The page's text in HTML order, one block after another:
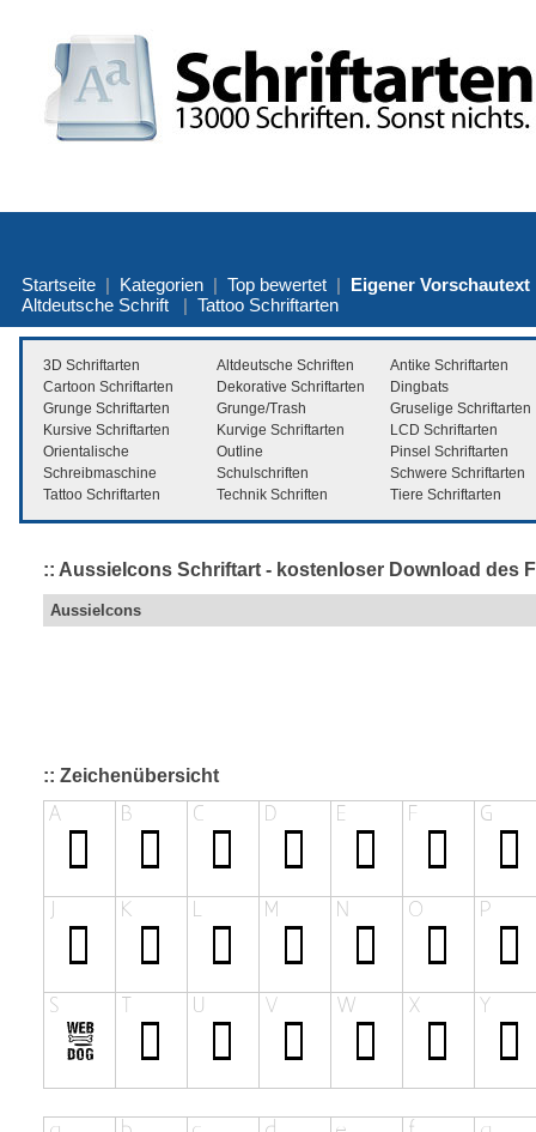
Startseite | Kategorien | Top bewertet | Eigener Vorschautext
Altdeutsche Schrift | Tattoo Schriftarten
3D Schriftarten Altdeutsche Schriften
Antike Schriftarten
Cartoon Schriftarten
Dekorative Schriftarten
Dingbats
Grunge Schriftarten
Grunge/Trash
Gruselige Schriftarten
Kursive Schriftarten
Kurvige Schriftarten
LCD Schriftarten
Orientalische
Outline
Pinsel Schriftarten
Schreibmaschine
Schulschriften
Schwere Schriftarten
Tattoo Schriftarten
Technik Schriften Tiere Schriftarten
:: AussieIcons Schriftart - kostenloser Download des
AussieIcons
:: Zeichenübersicht